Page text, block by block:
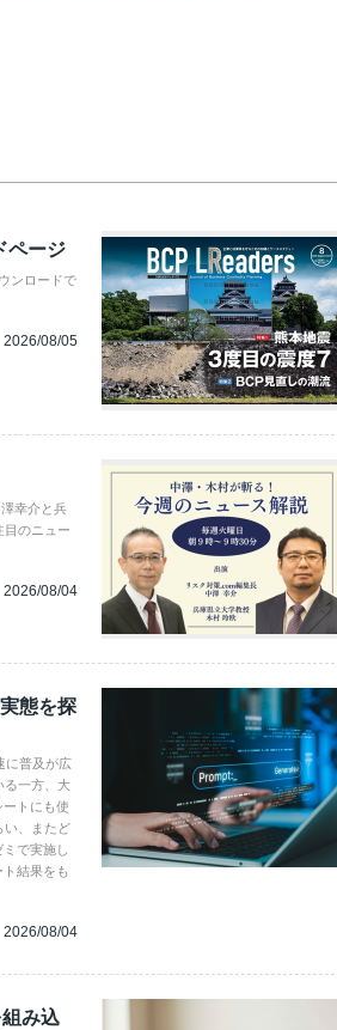
ページ
ンロードで
2026/08/05
幸介と兵
のニュー
2026/08/04
態を探
に普及が広
る一方、大
トにも使
い、またど
で実施し
結果をも
2026/08/04
み込